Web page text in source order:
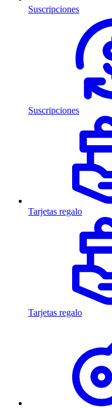
Suscripciones
Suscripciones
Tarjetas regalo
Tarjetas regalo